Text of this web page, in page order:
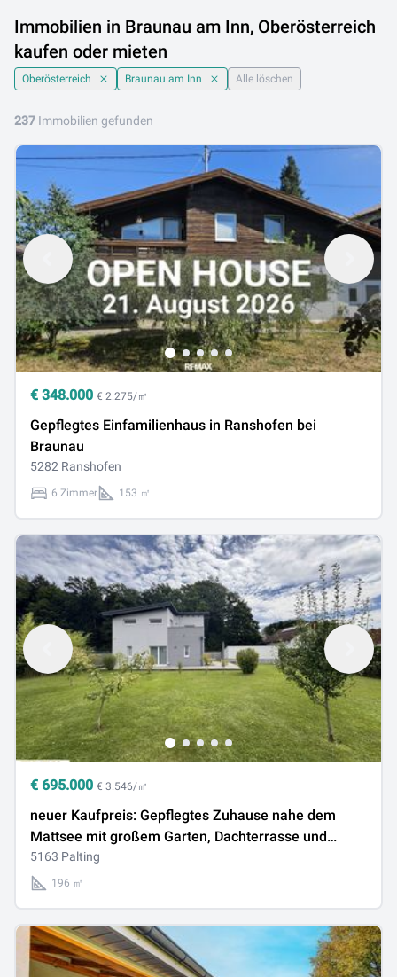
Immobilien in Braunau am Inn, Oberösterreich
kaufen oder mieten
Oberösterreich Braunau am Inn Alle löschen
237 Immobilien gefunden
€ 348.000 € 2.275/㎡
Gepflegtes Einfamilienhaus in Ranshofen bei
Braunau
5282 Ranshofen
6 Zimmer 153 ㎡
€ 695.000 € 3.546/㎡
neuer Kaufpreis: Gepflegtes Zuhause nahe dem
Mattsee mit großem Garten, Dachterrasse und
Doppel-Carport!
5163 Palting
196 ㎡